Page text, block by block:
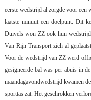
eerste wedstrijd al zorgde voor een
laatste minuut een doelpunt. Dit
Duivels won ZZ ook hun
Van Rijn Transport zich al
Voor de wedstrijd van ZZ werd
gesigneerde bal was per abuis in
maandagavondwedstrijd kwamen
sporttas zat. Het geschrokken